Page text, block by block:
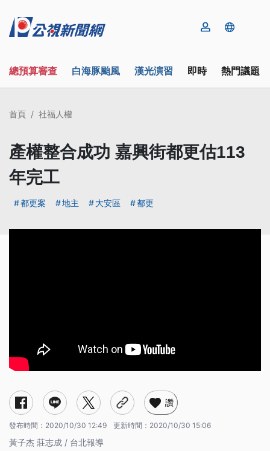
總預算審查 白海豚颱風 漢光演習 即時 熱門議題
首頁 社福人權
產權整合成功 嘉興街都更估113
年完工
都更案 地主 大安區 都更
讚
發布時間： 2020/10/30 12:49 更新時間： 2020/10/30 15:06
黃子杰 莊志成 / 台北報導